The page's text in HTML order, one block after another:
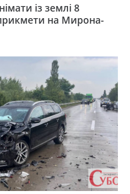
із землі 8
на Мирона-